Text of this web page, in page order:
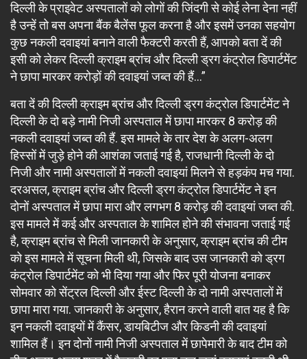
दिल्ली के प्राइवेट अस्पतालों को लोगों की जिंदगी से कोई लेना देना नहीं
है उन्हें तो बस अपना बैंक बैलेंस फूल करना है और इसमें उनका सहयोग
कुछ नकली दवाइयां बनाने वाली फैक्टरी करती हैं, आपको बता दें की
इसी को लेकर दिल्ली क्राइम ब्रांच और दिल्ली ड्रग कंट्रोल डिपार्टमेंट
ने छापा मारकर करोड़ों की दवाइयां जब्त की हैं…”
बता दें की दिल्ली क्राइम ब्रांच और दिल्ली ड्रग कंट्रोल डिपार्टमेंट ने
दिल्ली के दो बड़े नामी निजी अस्पताल में छापा मारकर 8 करोड़ की
नकली दवाइयां जब्त की हैं. इस मामले के तार देश के अलग-अलग
हिस्सों में जुड़े होने की आशंका जताई गई है, राजधानी दिल्ली के दो
निजी और नामी अस्पतालों में नकली दवाइयां मिलने से हड़कंप मच गया.
दरअसल, क्राइम ब्रांच और दिल्ली ड्रग कंट्रोल डिपार्टमेंट ने इन
दोनों अस्पताल में छापा मारा और लगभग 8 करोड़ की दवाइयां जब्त की.
इस मामले में कई और अस्पताल के शामिल होने की संभावना जताई गई
है, क्राइम ब्रांच से मिली जानकारी के अनुसार, क्राइम ब्रांच की टीम
को इस मामले में सूचना मिली थी, जिसके बाद उस जानकारी को ड्रग
कंट्रोल डिपार्टमेंट को भी दिया गया और फिर पूरी योजना बनाकर
सोमवार को सेंट्रल दिल्ली और ईस्ट दिल्ली के दो नामी अस्पतालों में
छापा मारा गया. जानकारी के अनुसार, हैरान करने वाली बात यह है कि
इन नकली दवाइयों में कैंसर, डायबिटीज और किडनी की दवाइयां
शामिल हैं। इन दोनों नामी निजी अस्पताल में छापेमारी के बाद टीम को